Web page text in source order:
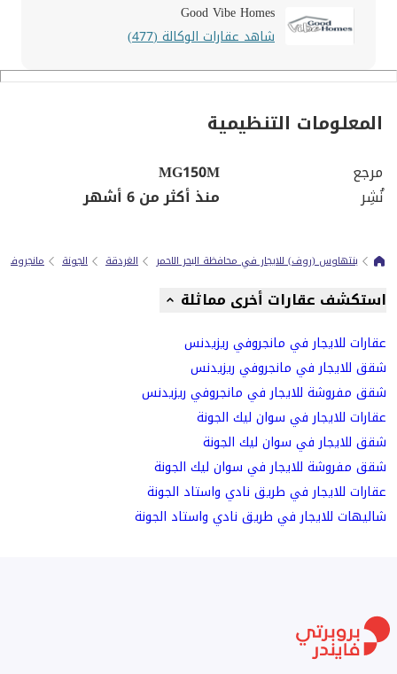
Good Vibe Homes
شاهد عقارات الوكالة (477)
المعلومات التنظيمية
مرجع
MG150M
نُشِر
منذ أكثر من 6 أشهر
بنتهاوس (روف) للايجار في محافظة البحر الاحمر الغردقة الجونة
استكشف عقارات أخرى مماثلة
عقارات للايجار في مانجروفي ريزيدنس
شقق للايجار في مانجروفي ريزيدنس
شقق مفروشة للايجار في مانجروفي ريزيدنس
عقارات للايجار في سوان ليك الجونة
شقق للايجار في سوان ليك الجونة
شقق مفروشة للايجار في سوان ليك الجونة
عقارات للايجار في طريق نادي واستاد الجونة
شاليهات للايجار في طريق نادي واستاد الجونة